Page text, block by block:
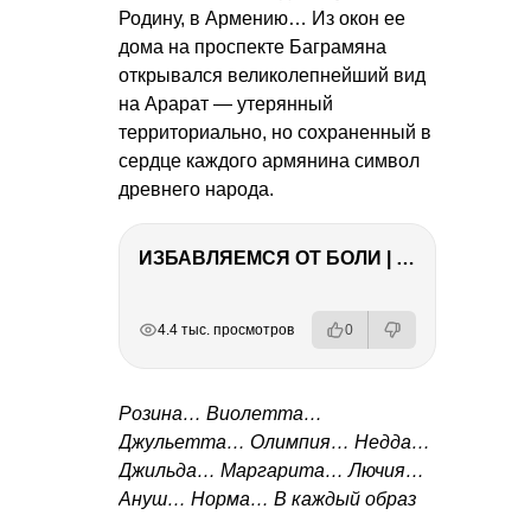
Родину, в Армению… Из окон ее
дома на проспекте Баграмяна
открывался великолепнейший вид
на Арарат — утерянный
территориально, но сохраненный в
сердце каждого армянина символ
древнего народа.
ИЗБАВЛЯЕМСЯ ОТ БОЛИ | Важность режима и питания
4.4 тыс. просмотров 0
Розина… Виолетта…
Джульетта… Олимпия… Недда…
Джильда… Маргарита… Лючия…
Ануш… Норма… В каждый образ